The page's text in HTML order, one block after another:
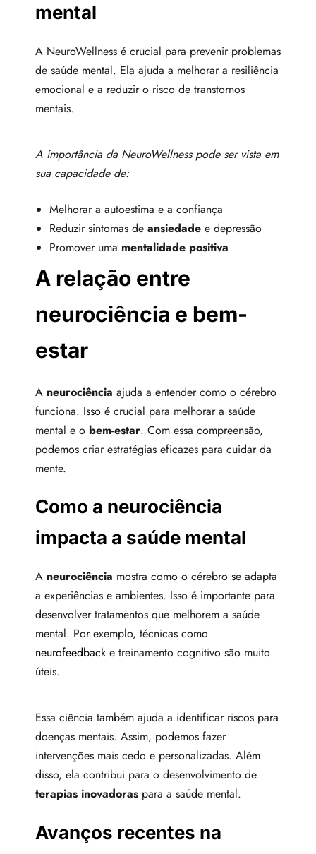
mental
A NeuroWellness é crucial para prevenir problemas
de saúde mental. Ela ajuda a melhorar a resiliência
emocional e a reduzir o risco de transtornos
mentais.
A importância da NeuroWellness pode ser vista em
sua capacidade de:
Melhorar a autoestima e a confiança
Reduzir sintomas de ansiedade e depressão
Promover uma mentalidade positiva
A relação entre
neurociência e bem-
estar
A neurociência ajuda a entender como o cérebro
funciona. Isso é crucial para melhorar a saúde
mental e o bem-estar. Com essa compreensão,
podemos criar estratégias eficazes para cuidar da
mente.
Como a neurociência
impacta a saúde mental
A neurociência mostra como o cérebro se adapta
a experiências e ambientes. Isso é importante para
desenvolver tratamentos que melhorem a saúde
mental. Por exemplo, técnicas como
neurofeedback e treinamento cognitivo são muito
úteis.
Essa ciência também ajuda a identificar riscos para
doenças mentais. Assim, podemos fazer
intervenções mais cedo e personalizadas. Além
disso, ela contribui para o desenvolvimento de
terapias inovadoras para a saúde mental.
Avanços recentes na